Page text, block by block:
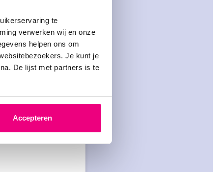
te
verwerken wij en onze
helpen ons om
Je kunt je
De lijst met partners is te
Accepteren